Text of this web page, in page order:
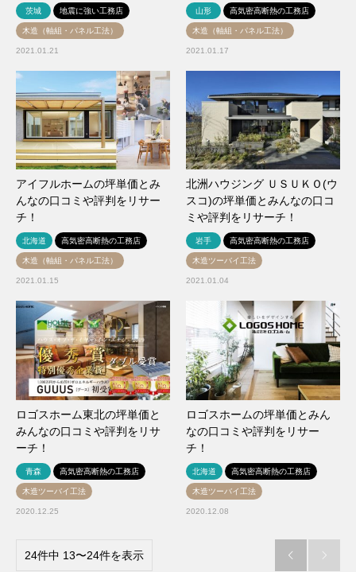
茨城 地震に強い工務店
木造（軸組・パネル工法）
2021.01.21
山形 高気密高断熱の工務店
木造（軸組・パネル工法）
2021.01.17
アイフルホームの坪単価とみ
んなの口コミや評判をリサー
チ！
北海道 高気密高断熱の工務店
木造（軸組・パネル工法）
2021.01.15
北洲ハウジング ＵＳＵＫＯ(ウ
スコ)の坪単価とみんなの口コ
ミや評判をリサーチ！
岩手 高気密高断熱の工務店
木造ツーバイ工法
2021.01.04
ロゴスホーム東北の坪単価と
みんなの口コミや評判をリサ
ーチ！
青森 高気密高断熱の工務店
木造ツーバイ工法
2020.12.25
ロゴスホームの坪単価とみん
なの口コミや評判をリサー
チ！
北海道 高気密高断熱の工務店
木造ツーバイ工法
2020.12.08
24件中 13〜24件を表示  